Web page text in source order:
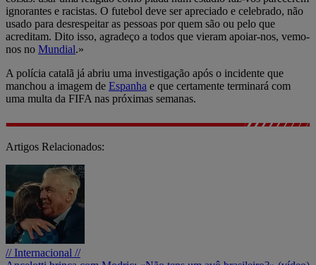
ignorantes e racistas. O futebol deve ser apreciado e celebrado, não
usado para desrespeitar as pessoas por quem são ou pelo que
acreditam. Dito isso, agradeço a todos que vieram apoiar-nos, vemo-
nos no Mundial.»
A polícia catalã já abriu uma investigação após o incidente que
manchou a imagem de Espanha e que certamente terminará com
uma multa da FIFA nas próximas semanas.
Artigos Relacionados:
// Internacional //